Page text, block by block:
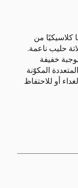
12 يقدم مزيجًا كلاسيكيًا من
حليب ناعمة.
لوجبة خفيفة
المكوّنة
أو للاحتفاظ